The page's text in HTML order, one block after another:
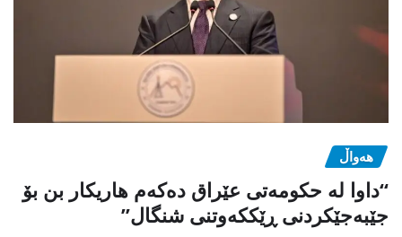
هەواڵ
“داوا لە حكومەتی عێراق دەكەم هاریكار بن بۆ
جێبەجێكردنی ڕێككەوتنی شنگال”